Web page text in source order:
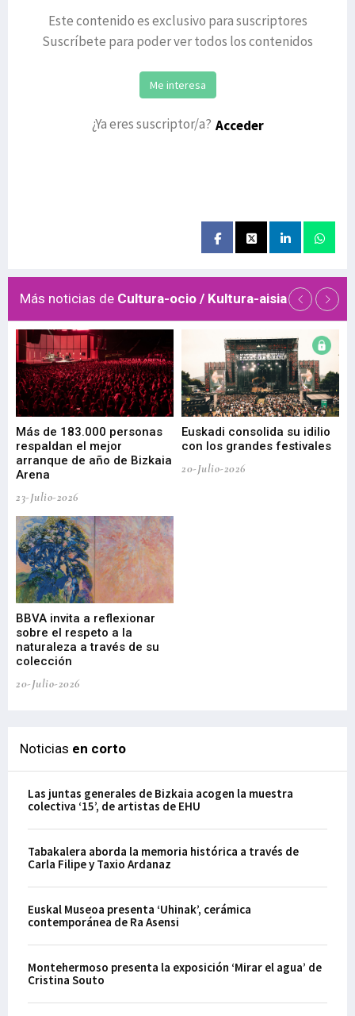
Este contenido es exclusivo para suscriptores
Suscríbete para poder ver todos los contenidos
Me interesa
¿Ya eres suscriptor/a? Acceder
Más noticias de Cultura-ocio / Kultura-aisia
Más de 183.000 personas
respaldan el mejor
arranque de año de Bizkaia
Arena
23-Julio-2026
Euskadi consolida su idilio
con los grandes festivales
20-Julio-2026
BBVA invita a reflexionar
sobre el respeto a la
naturaleza a través de su
colección
20-Julio-2026
Noticias en corto
Las juntas generales de Bizkaia acogen la muestra
colectiva ‘15’, de artistas de EHU
Tabakalera aborda la memoria histórica a través de
Carla Filipe y Taxio Ardanaz
Euskal Museoa presenta ‘Uhinak’, cerámica
contemporánea de Ra Asensi
Montehermoso presenta la exposición ‘Mirar el agua’ de
Cristina Souto